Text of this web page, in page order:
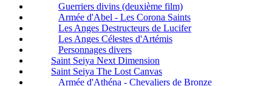
Guerriers divins (deuxième film)
Armée d'Abel - Les Corona Saints
Les Anges Destructeurs de Lucifer
Les Anges Célestes d'Artémis
Personnages divers
Saint Seiya Next Dimension
Saint Seiya The Lost Canvas
Armée d'Athéna - Chevaliers de Bronze